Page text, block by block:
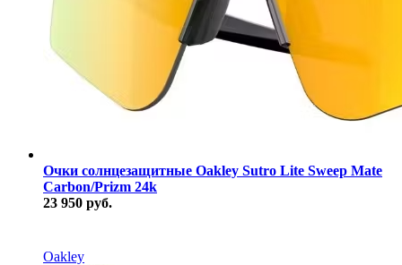
Очки солнцезащитные Oakley Sutro Lite Sweep Mate
Carbon/Prizm 24k
23 950 руб.
Oakley